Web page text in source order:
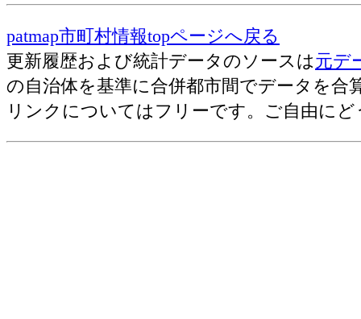
(2015)
15歳未満人口比（「人口総数」に対
(2015)
一般世帯数比（「総世帯数」に対す
patmap市町村情報topページへ戻る
更新履歴および統計データのソースは元デ
の自治体を基準に合併都市間でデータを合
リンクについてはフリーです。ご自由にど